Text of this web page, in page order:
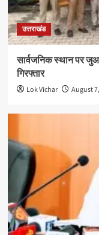
उत्तराखंड
सार्वजनिक स्थान पर
गिरफ्तार
Lok Vichar August